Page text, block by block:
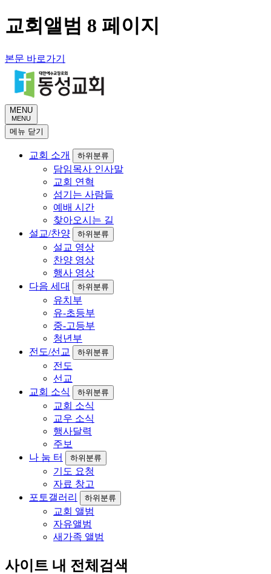
교회앨범 8 페이지
본문 바로가기
MENU
MENU
메뉴 닫기
교회 소개 하위분류
담임목사 인사말
교회 연혁
섬기는 사람들
예배 시간
찾아오시는 길
설교/찬양
하위분류
설교 영상
찬양 영상
행사 영상
다음 세대
하위분류
유치부
유-초등부
중-고등부
청년부
전도/선교
하위분류
전도
선교
교회 소식
하위분류
교회 소식
교우 소식
행사달력
주보
나 눔 터
하위분류
기도 요청
자료 창고
포토갤러리
하위분류
교회 앨범
자유앨범
새가족 앨범
사이트 내 전체검색